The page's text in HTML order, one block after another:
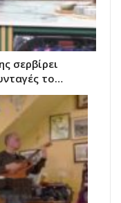
σερβίρει
το…